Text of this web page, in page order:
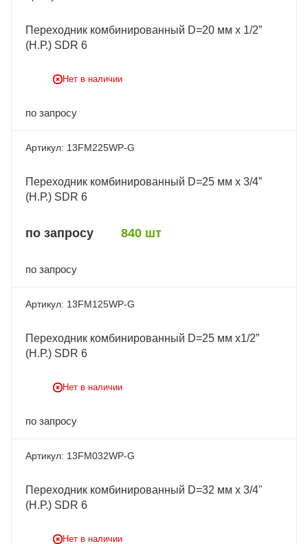
Переходник комбинированный D=20 мм x 1/2”
(Н.Р.) SDR 6
Нет в наличии
по запросу
13FM225WP-G
Переходник комбинированный D=25 мм x 3/4”
(Н.Р.) SDR 6
по запросу 840 шт
по запросу
13FM125WP-G
Переходник комбинированный D=25 мм x1/2”
(Н.Р.) SDR 6
Нет в наличии
по запросу
13FM032WP-G
Переходник комбинированный D=32 мм x 3/4"
(Н.Р.) SDR 6
Нет в наличии